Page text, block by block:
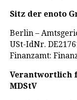
Sitz der enoto
Berlin –
USt-IdNr.
Finanzamt:
Verantwortlich
MDStV